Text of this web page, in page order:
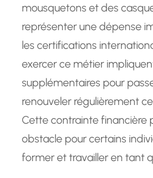
mousquetons et des
représenter une dépense
les certifications
exercer ce métier
supplémentaires pour
renouveler régulièrement
Cette contrainte financière
obstacle pour certains
former et travailler en tant